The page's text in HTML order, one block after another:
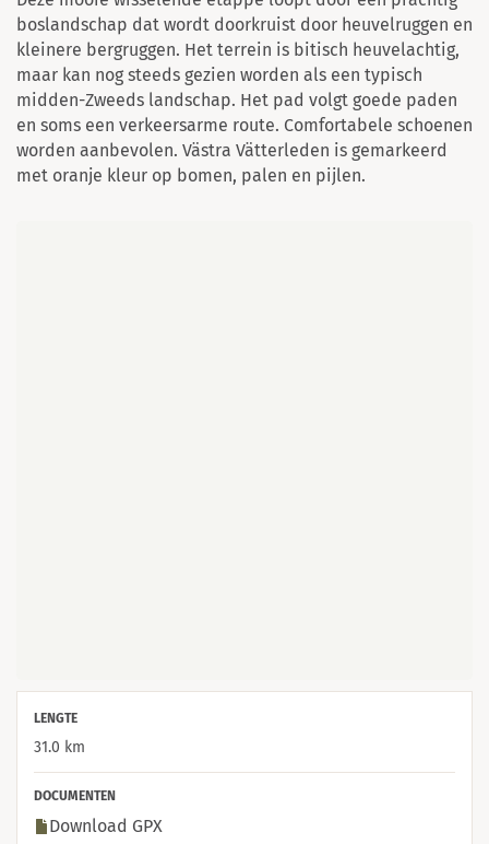
boslandschap dat wordt doorkruist door heuvelruggen en
kleinere bergruggen. Het terrein is bitisch heuvelachtig,
maar kan nog steeds gezien worden als een typisch
midden-Zweeds landschap. Het pad volgt goede paden
en soms een verkeersarme route. Comfortabele schoenen
worden aanbevolen. Västra Vätterleden is gemarkeerd
met oranje kleur op bomen, palen en pijlen.
LENGTE
31.0 km
DOCUMENTEN
Download GPX